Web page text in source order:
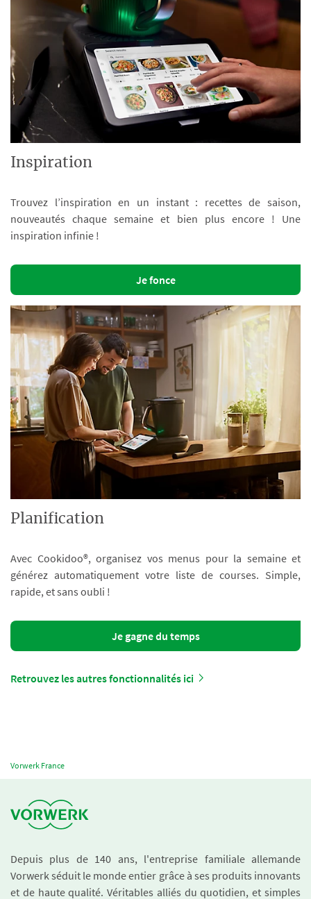
Inspiration
Trouvez l’inspiration en un instant : recettes de saison,
nouveautés chaque semaine et bien plus encore ! Une
inspiration infinie !
Je fonce
Planification
Avec Cookidoo®, organisez vos menus pour la semaine et
générez automatiquement votre liste de courses. Simple,
rapide, et sans oubli !
Je gagne du temps
Retrouvez les autres fonctionnalités ici
Vorwerk France
Depuis plus de 140 ans, l'entreprise familiale allemande
Vorwerk séduit le monde entier grâce à ses produits innovants
et de haute qualité. Véritables alliés du quotidien, et simples